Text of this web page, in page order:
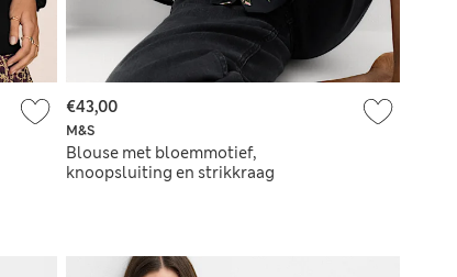
M&S
Blouse met bloemmotief,
knoopsluiting en strikkraag
€43,00